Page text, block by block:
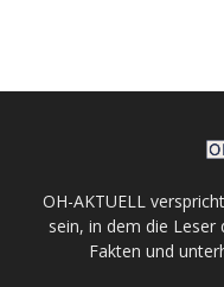
OH-AKTUELL
sein, in dem die
Fakten und